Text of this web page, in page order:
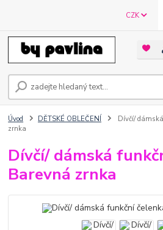
CZK
Úvod DĚTSKÉ OBLEČENÍ
Dívčí/
zrnka
Dívčí/ dámská
Barevná zrnka